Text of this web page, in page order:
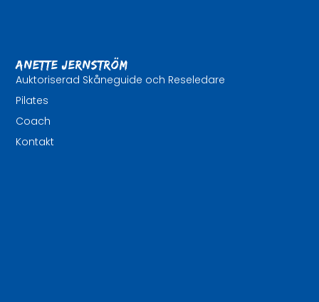
Anette Jernström
Auktoriserad Skåneguide och Reseledare
Pilates
Coach
Kontakt